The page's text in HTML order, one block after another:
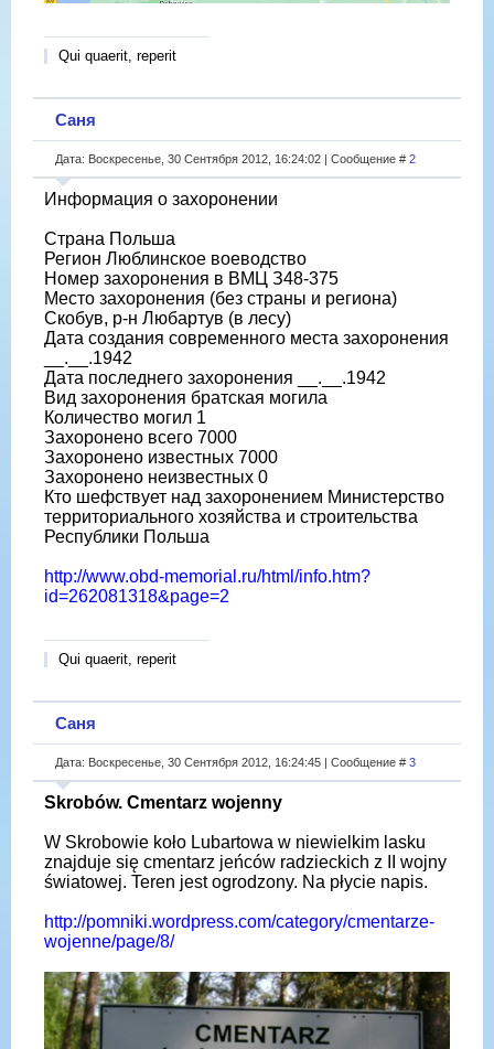
Qui quaerit, reperit
Саня
Дата: Воскресенье, 30 Сентября 2012, 16:24:02 | Сообщение # 2
Информация о захоронении
Страна Польша
Регион Люблинское воеводство
Номер захоронения в ВМЦ З48-375
Место захоронения (без страны и региона)
Скобув, р-н Любартув (в лесу)
Дата создания современного места захоронения
__.__.1942
Дата последнего захоронения __.__.1942
Вид захоронения братская могила
Количество могил 1
Захоронено всего 7000
Захоронено известных 7000
Захоронено неизвестных 0
Кто шефствует над захоронением Министерство
территориального хозяйства и строительства
Республики Польша
http://www.obd-memorial.ru/html/info.htm?
id=262081318&page=2
Qui quaerit, reperit
Саня
Дата: Воскресенье, 30 Сентября 2012, 16:24:45 | Сообщение # 3
Skrobów. Cmentarz wojenny
W Skrobowie koło Lubartowa w niewielkim lasku
znajduje się cmentarz jeńców radzieckich z II wojny
światowej. Teren jest ogrodzony. Na płycie napis.
http://pomniki.wordpress.com/category/cmentarze-
wojenne/page/8/